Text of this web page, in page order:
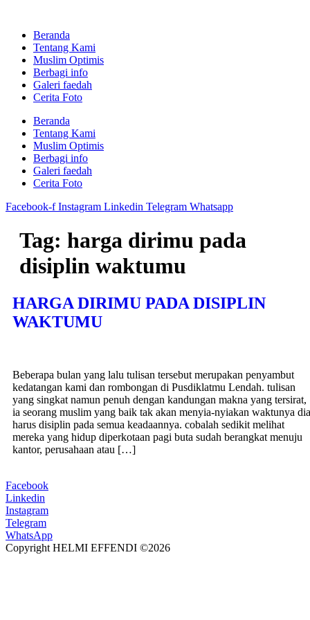
contentBeranda
Tentang Kami
Muslim Optimis
Berbagi info
Galeri faedah
Cerita Foto
Beranda
Tentang Kami
Muslim Optimis
Berbagi info
Galeri faedah
Cerita Foto
Facebook-f Instagram Linkedin Telegram Whatsapp
Tag: harga dirimu pada
disiplin waktumu
HARGA DIRIMU PADA DISIPLIN
WAKTUMU
Beberapa bulan yang lalu tulisan tersebut merupakan penyambut
kedatangan kami dan rombongan di Pusdiklatmu Lendah. tulisan
yang singkat namun penuh dengan kandungan makna yang tersirat,
ia seorang muslim yang baik tak akan menyia-nyiakan waktunya dia
harus disiplin pada semua keadaannya. cobalah sedikit melihat
mereka yang hidup diperkotaan pagi buta sudah berangkat menuju
kantor, perusahaan atau […]
Facebook
Linkedin
Instagram
Telegram
WhatsApp
Copyright HELMI EFFENDI ©2026